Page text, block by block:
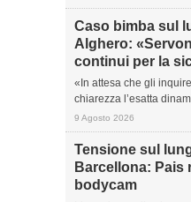
Caso bimba sul
Alghero:
continui per la
«In attesa che gli
chiarezza l’esatta
9 Agosto 2026
Tensione sul
Barcellona: Pais
bodycam